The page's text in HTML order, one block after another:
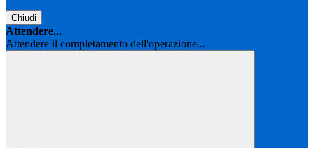
Chiudi
Attendere...
Attendere il completamento dell'operazione...